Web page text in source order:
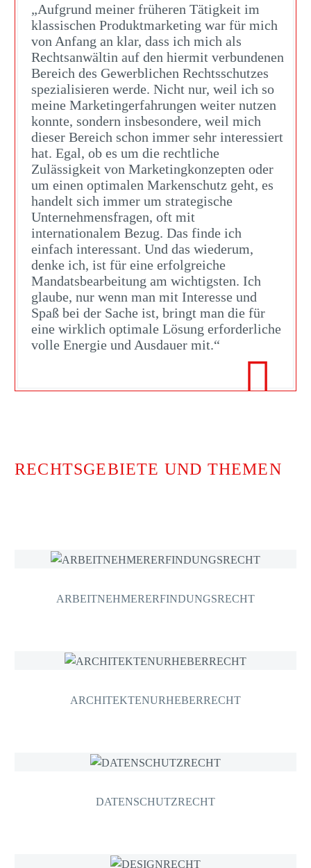
„Aufgrund meiner früheren Tätigkeit im
klassischen Produktmarketing war für mich
von Anfang an klar, dass ich mich als
Rechtsanwältin auf den hiermit verbundenen
Bereich des Gewerblichen Rechtsschutzes
spezialisieren werde. Nicht nur, weil ich so
meine Marketingerfahrungen weiter nutzen
konnte, sondern insbesondere, weil mich
dieser Bereich schon immer sehr interessiert
hat. Egal, ob es um die rechtliche
Zulässigkeit von Marketingkonzepten oder
um einen optimalen Markenschutz geht, es
handelt sich immer um strategische
Unternehmensfragen, oft mit
internationalem Bezug. Das finde ich
einfach interessant. Und das wiederum,
denke ich, ist für eine erfolgreiche
Mandatsbearbeitung am wichtigsten. Ich
glaube, nur wenn man mit Interesse und
Spaß bei der Sache ist, bringt man die für
eine wirklich optimale Lösung erforderliche
volle Energie und Ausdauer mit.“

RECHTSGEBIETE UND THEMEN
ARBEITNEHMERERFINDUNGSRECHT
ARCHITEKTENURHEBERRECHT
DATENSCHUTZRECHT